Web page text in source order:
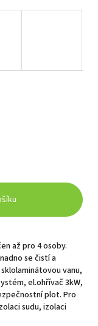
až pro 4 osoby.
se čistí a
vanu,
el.ohřívač 3kW,
plot. Pro
sudu, izolaci